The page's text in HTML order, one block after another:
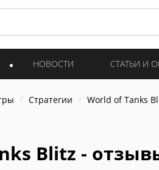
НОВОСТИ СТАТЬИ И
Стратегии World of Tanks
Blitz -